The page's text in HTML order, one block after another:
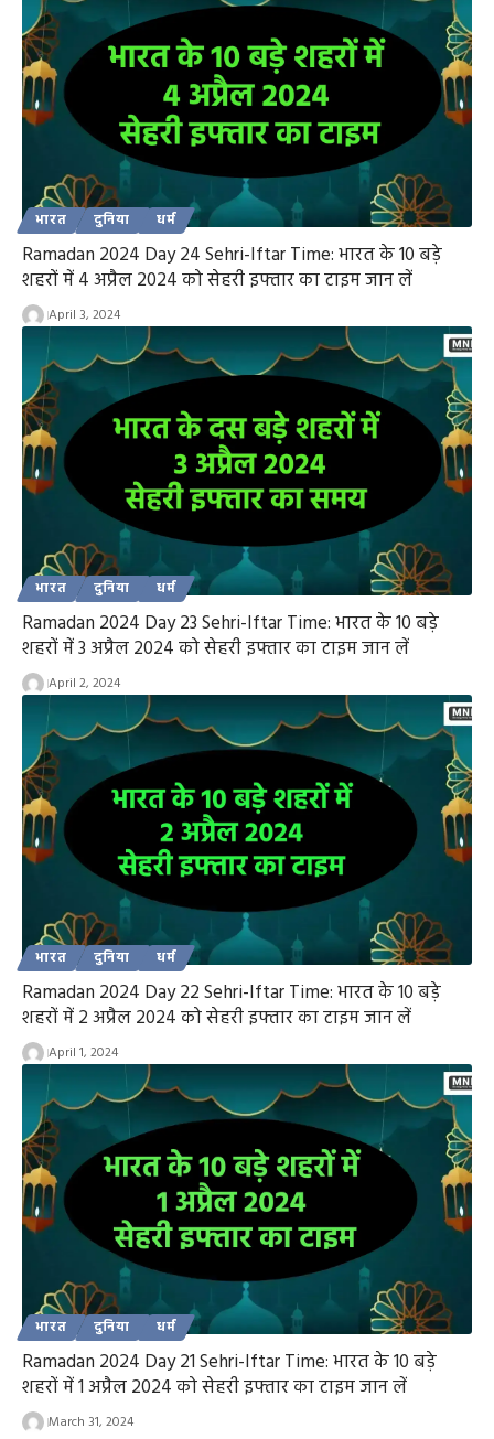
भारत दुनिया धर्म
Ramadan 2024 Day 24 Sehri-Iftar Time: भारत के 10 बड़े
शहरों में 4 अप्रैल 2024 को सेहरी इफ्तार का टाइम जान लें
April 3, 2024
भारत दुनिया धर्म
Ramadan 2024 Day 23 Sehri-Iftar Time: भारत के 10 बड़े
शहरों में 3 अप्रैल 2024 को सेहरी इफ्तार का टाइम जान लें
April 2, 2024
भारत दुनिया धर्म
Ramadan 2024 Day 22 Sehri-Iftar Time: भारत के 10 बड़े
शहरों में 2 अप्रैल 2024 को सेहरी इफ्तार का टाइम जान लें
April 1, 2024
भारत दुनिया धर्म
Ramadan 2024 Day 21 Sehri-Iftar Time: भारत के 10 बड़े
शहरों में 1 अप्रैल 2024 को सेहरी इफ्तार का टाइम जान लें
March 31, 2024